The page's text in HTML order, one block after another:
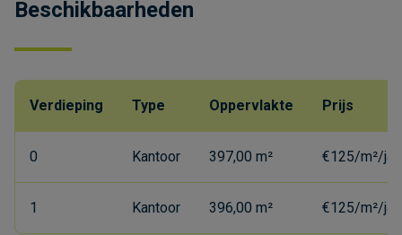
Beschikbaarheden
Verdieping Type Oppervlakte Prijs
0 Kantoor 397,00 m² €125/m²/
1 Kantoor 396,00 m² €125/m²/